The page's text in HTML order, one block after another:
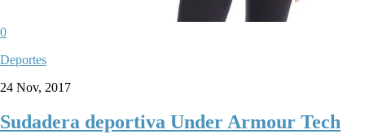
0
Deportes
24 Nov, 2017
Sudadera deportiva Under Armour Tech